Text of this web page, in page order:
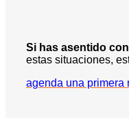
Si has asentido
estas situaciones,
agenda una primera